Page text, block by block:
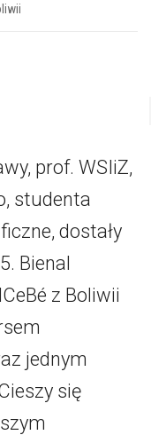
prof. WSIiZ,
studenta
dostały
Bienal
z Boliwii
jednym
się